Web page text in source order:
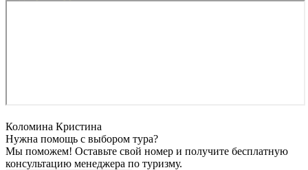
Коломина Кристина
Нужна помощь с выбором тура?
Мы поможем! Оставьте свой номер и получите бесплатную
консультацию менеджера по туризму.